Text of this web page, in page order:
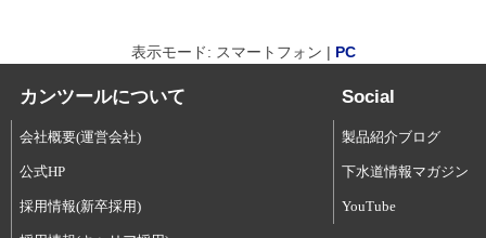
表示モード: スマートフォン | PC
カンツールについて
会社概要(運営会社)
公式HP
採用情報(新卒採用)
Social
製品紹介ブログ
下水道情報マガジン
YouTube